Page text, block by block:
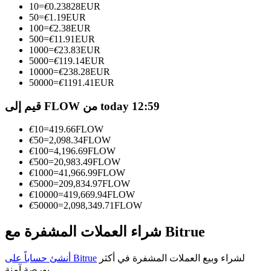
كن متداول نسخ
تحليل البيانات الضخمة بما في ذلك المعلومات التجارية، وما
10=€0.23828EUR
50=€1.19EUR
100=€2.38EUR
500=€11.91EUR
1000=€23.83EUR
5000=€119.14EUR
10000=€238.28EUR
50000=€1191.41EUR
قيم إلى FLOW من today 12:59
€10=419.66FLOW
€50=2,098.34FLOW
€100=4,196.69FLOW
€500=20,983.49FLOW
€1000=41,966.99FLOW
€5000=209,834.97FLOW
€10000=419,669.94FLOW
€50000=2,098,349.71FLOW
شراء العملات المشفرة مع Bitrue
أنشئ حساباً على Bitrue